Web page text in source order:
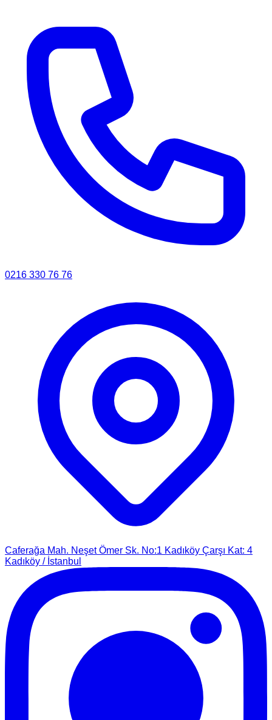
0216 330 76 76
Caferağa Mah. Neşet Ömer Sk. No:1 Kadıköy Çarşı Kat: 4
Kadıköy / İstanbul